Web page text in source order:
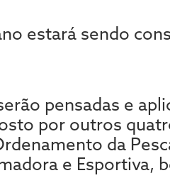
estará sendo
pensadas e
por outros
da
e Esportiva,